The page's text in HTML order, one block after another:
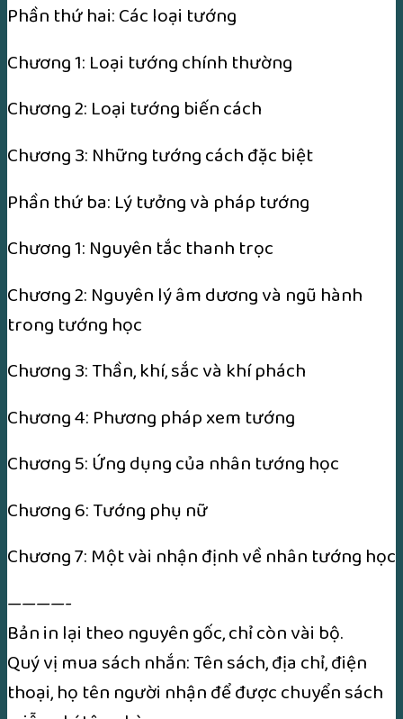
Phần thứ hai: Các loại tướng
Chương 1: Loại tướng chính thường
Chương 2: Loại tướng biến cách
Chương 3: Những tướng cách đặc biệt
Phần thứ ba: Lý tưởng và pháp tướng
Chương 1: Nguyên tắc thanh trọc
Chương 2: Nguyên lý âm dương và ngũ hành
trong tướng học
Chương 3: Thần, khí, sắc và khí phách
Chương 4: Phương pháp xem tướng
Chương 5: Ứng dụng của nhân tướng học
Chương 6: Tướng phụ nữ
Chương 7: Một vài nhận định về nhân tướng học
————-
Bản in lại theo nguyên gốc, chỉ còn vài bộ.
Quý vị mua sách nhắn: Tên sách, địa chỉ, điện
thoại, họ tên người nhận để được chuyển sách